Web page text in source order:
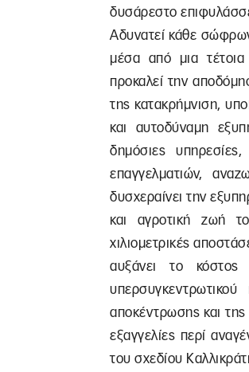
δυσάρεστο
Αδυνατεί κάθε
μέσα από μια
προκαλεί την
της κατακρήμνιση,
και αυτοδύναμη
δημόσιες
επαγγελματιών,
δυσχεραίνει την
και αγροτική ζωή
χιλιομετρικές
αυξάνει το
αποκέντρωσης και της
εξαγγελίες περί
του σχεδίου